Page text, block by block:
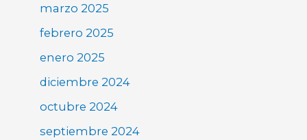
marzo 2025
febrero 2025
enero 2025
diciembre 2024
octubre 2024
septiembre 2024